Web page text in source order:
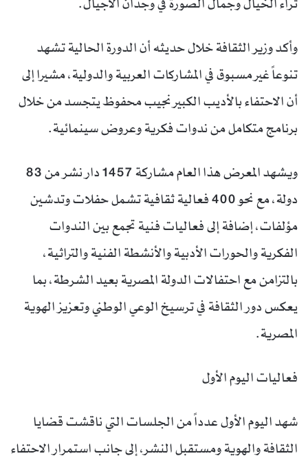
ثراء الخيال وجمال الصورة في وجدان الأجيال.
وأكد وزير الثقافة خلال حديثه أن الدورة الحالية تشهد
تنوعاً غير مسبوق في المشاركات العربية والدولية، مشيرا إلى
أن الاحتفاء بالأديب الكبير نجيب محفوظ يتجسد من خلال
برنامج متكامل من ندوات فكرية وعروض سينمائية.
ويشهد المعرض هذا العام مشاركة 1457 دار نشر من 83
دولة، مع نحو 400 فعالية ثقافية تشمل حفلات وتدشين
مؤلفات، إضافة إلى فعاليات فنية تجمع بين الندوات
الفكرية والحورات الأدبية والأنشطة الفنية والتراثية،
بالتزامن مع احتفالات الدولة المصرية بعيد الشرطة، بما
يعكس دور الثقافة في ترسيخ الوعي الوطني وتعزيز الهوية
المصرية.
فعاليات اليوم الأول
شهد اليوم الأول عدداً من الجلسات التي ناقشت قضايا
الثقافة والهوية ومستقبل النشر، إلى جانب استمرار الاحتفاء